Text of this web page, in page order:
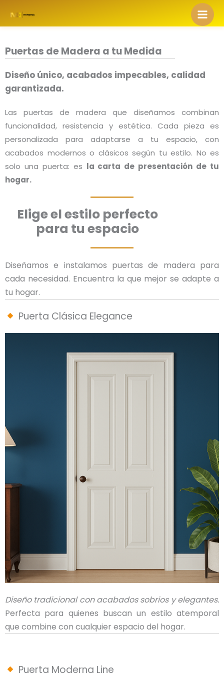
Puertas de Madera a tu Medida
Diseño único, acabados impecables, calidad
garantizada.
Las puertas de madera que diseñamos combinan
funcionalidad, resistencia y estética. Cada pieza es
personalizada para adaptarse a tu espacio, con
acabados modernos o clásicos según tu estilo. No es
solo una puerta: es la carta de presentación de tu
hogar.
Elige el estilo perfecto
para tu espacio
Diseñamos e instalamos puertas de madera para
cada necesidad. Encuentra la que mejor se adapte a
tu hogar.
Puerta Clásica Elegance
Diseño tradicional con acabados sobrios y elegantes.
Perfecta para quienes buscan un estilo atemporal
que combine con cualquier espacio del hogar.
Puerta Moderna Line